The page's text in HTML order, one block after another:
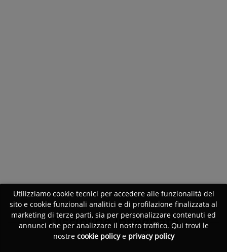
Discipline insegnate
Utilizziamo cookie tecnici per accedere alle funzionalità del
sito e cookie funzionali analitici e di profilazione finalizzata al
marketing di terze parti, sia per personalizzare contenuti ed
annunci che per analizzare il nostro traffico. Qui trovi le
nostre cookie policye privacy policy